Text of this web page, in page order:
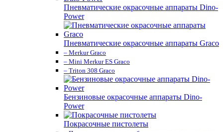
Пневматические окрасочные аппараты Dino-
Power
Пневматические окрасочные аппараты Graco
– Merkur Graco
– Mini Merkur ES Graco
– Triton 308 Graco
Бензиновые окрасочные аппараты Dino-
Power
Покрасочные пистолеты